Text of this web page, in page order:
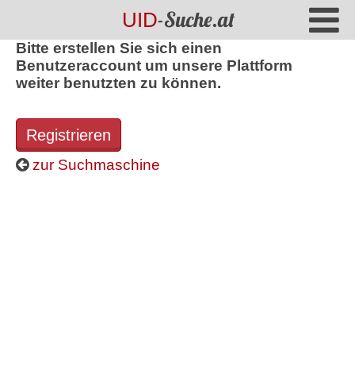
UID-Suche.at
Bitte erstellen Sie sich einen
Benutzeraccount um unsere Plattform
weiter benutzten zu können.
Registrieren
zur Suchmaschine